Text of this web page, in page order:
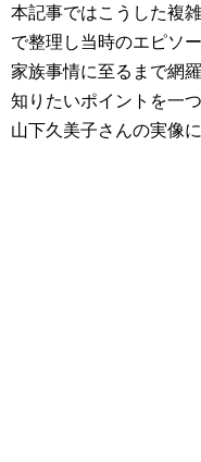
本記事ではこうした複
で整理し当時のエピソ
家族事情に至るまで網
知りたいポイントを一
山下久美子さんの実像